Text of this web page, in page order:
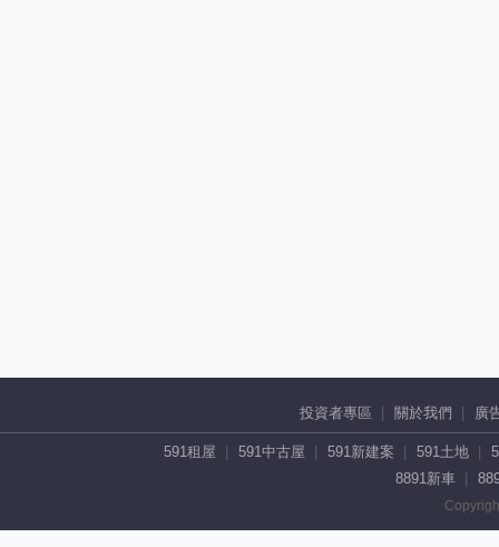
投資者專區 關於我們 廣
591租屋 591中古屋 591新建案 591土地
8891新車